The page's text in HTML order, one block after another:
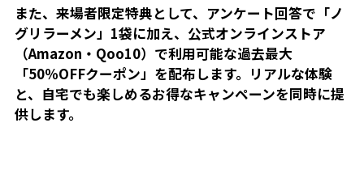
また、来場者限定特典として、アンケート回答で「ノ
グリラーメン」1袋に加え、公式オンラインストア
（Amazon・Qoo10）で利用可能な過去最大
「50％OFFクーポン」を配布します。リアルな体験
と、自宅でも楽しめるお得なキャンペーンを同時に提
供します。